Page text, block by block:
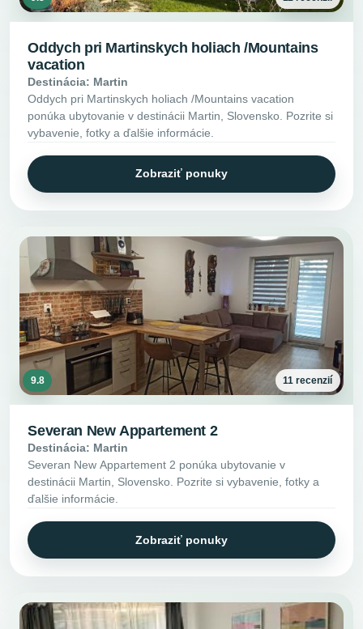
Oddych pri Martinskych holiach /Mountains
vacation
Destinácia: Martin
Oddych pri Martinskych holiach /Mountains vacation
ponúka ubytovanie v destinácii Martin, Slovensko. Pozrite si
vybavenie, fotky a ďalšie informácie.
Zobraziť ponuky
9.8 11 recenzií
Severan New Appartement 2
Destinácia: Martin
Severan New Appartement 2 ponúka ubytovanie v
destinácii Martin, Slovensko. Pozrite si vybavenie, fotky a
ďalšie informácie.
Zobraziť ponuky